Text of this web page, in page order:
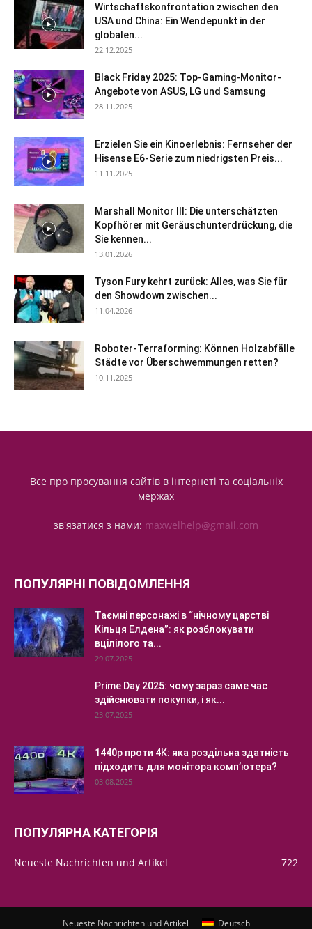
Wirtschaftskonfrontation zwischen den
USA und China: Ein Wendepunkt in der
globalen...
22.12.2025
Black Friday 2025: Top-Gaming-Monitor-
Angebote von ASUS, LG und Samsung
28.11.2025
Erzielen Sie ein Kinoerlebnis: Fernseher der
Hisense E6-Serie zum niedrigsten Preis...
11.11.2025
Marshall Monitor III: Die unterschätzten
Kopfhörer mit Geräuschunterdrückung, die
Sie kennen...
13.01.2026
Tyson Fury kehrt zurück: Alles, was Sie für
den Showdown zwischen...
11.04.2026
Roboter-Terraforming: Können Holzabfälle
Städte vor Überschwemmungen retten?
10.11.2025
Все про просування сайтів в інтернеті та соціальніх
мержах
зв'язатися з нами: maxwelhelp@gmail.com
ПОПУЛЯРНІ ПОВІДОМЛЕННЯ
Таємні персонажі в “нічному царстві
Кільця Елдена”: як розблокувати
вцілілого та...
29.07.2025
Prime Day 2025: чому зараз саме час
здійснювати покупки, і як...
23.07.2025
1440p проти 4K: яка роздільна здатність
підходить для монітора комп’ютера?
03.08.2025
ПОПУЛЯРНА КАТЕГОРІЯ
Neueste Nachrichten und Artikel 722
Neueste Nachrichten und Artikel Deutsch